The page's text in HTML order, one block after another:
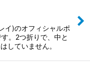
イ)のオフィシャルポ
。2つ折りで、中と
していません。